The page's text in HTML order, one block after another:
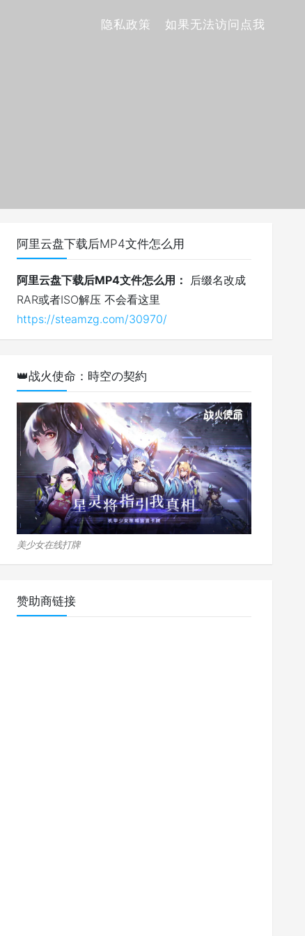
隐私政策 如果无法访问点我
阿里云盘下载后MP4文件怎么用
阿里云盘下载后MP4文件怎么用：
后缀名改成
RAR或者ISO解压 不会看这里
https://steamzg.com/30970/
👑战火使命：時空の契約
美少女在线打牌
赞助商链接